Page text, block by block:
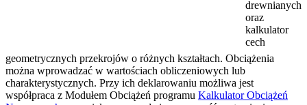
drewnianych
oraz
kalkulator
cech
geometrycznych przekrojów o różnych kształtach. Obciążenia
można wprowadzać w wartościach obliczeniowych lub
charakterystycznych. Przy ich deklarowaniu możliwa jest
współpraca z Modułem Obciążeń programu Kalkulator Obciążeń